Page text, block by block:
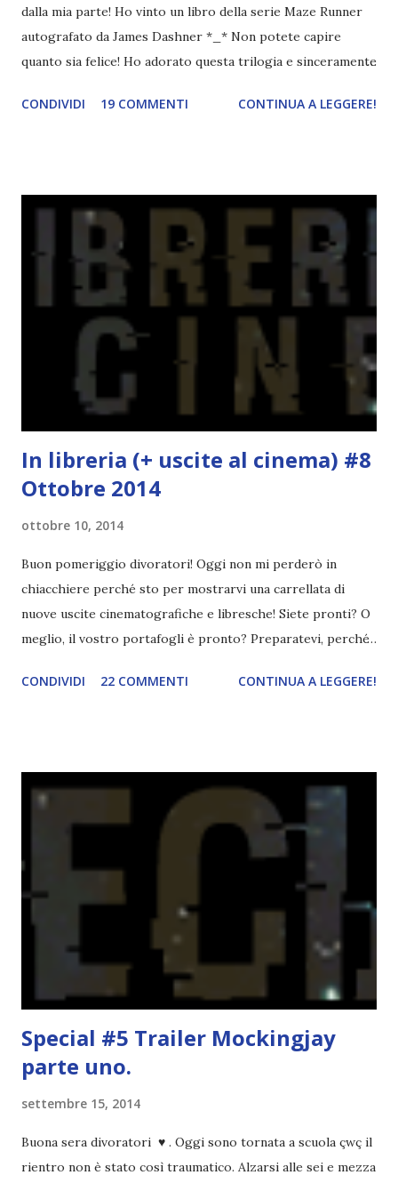
dalla mia parte! Ho vinto un libro della serie Maze Runner
autografato da James Dashner *_* Non potete capire
quanto sia felice! Ho adorato questa trilogia e sinceramente
tanto! Oddio, non vedo l'ora che arrivi! Scleri a parte, è
Magisterium ( 4 novembre )! Non è un mistero che io adori
faranno scintille. Un po' mi preoccupano le varie
somiglianze con Harry Potter, ma alla fine sono sicura che
le autrici riusciranno a sorprendermi! Da brava fan della
serie Shadowhunters, non mi lascerò sfuggire Le cronache
di Magnus Bane ( 11 Novembre ). Tra l'altro Magnus è anche
uno dei miei personaggi preferiti! Ho letto Opal ( 12
Novembre ) qual...
CONDIVIDI 19 COMMENTI CONTINUA A LEGGERE!
In libreria (+ uscite al cinema) #8
Ottobre 2014
ottobre 10, 2014
Buon pomeriggio divoratori! Oggi non mi perderò in
chiacchiere perché sto per mostrarvi una carrellata di
nuove uscite cinematografiche e libresche! Siete pronti? O
meglio, il vostro portafogli è pronto? Preparatevi, perché
nemmeno tutte ma solo quelle che ritengo più interessanti!
non ho mai scritto una recensione D: ad ogni modo mi
piacerebbe leggere Angelize II - Lucifer in uscita il 22
ottobre . La trama sembra ancora più interessante del
primo volume e l'epilogo mi ha messo ancora più curiosità
*-* Gala Cox. Il mistero dei viaggi nel tempo già in libreria
dal 2 ottobre è un fantasy di una scrittrice italiana. Sono
molto curiosa anche perché non ho mai letto di viaggi nel
tempo anche se ne ho parecchi libri del genere in ...
CONDIVIDI 22 COMMENTI CONTINUA A LEGGERE!
Special #5 Trailer Mockingjay
parte uno.
settembre 15, 2014
Buona sera divoratori ♥ . Oggi sono tornata a scuola çwç il
rientro non è stato così traumatico. Alzarsi alle sei e mezza